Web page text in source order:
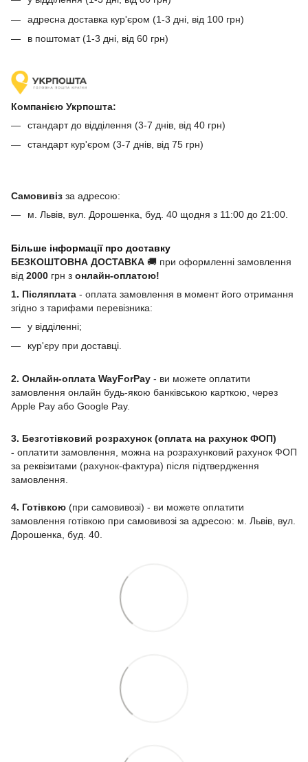
адресна доставка кур'єром (1-3 дні, від 100 грн)
в поштомат (1-3 дні, від 60 грн)
Компанією Укрпошта:
стандарт до відділення (3-7 днів, від 40 грн)
стандарт кур'єром (3-7 днів, від 75 грн)
Самовивіз за адресою:
м. Львів, вул. Дорошенка, буд. 40 щодня з 11:00 до 21:00.
Більше інформації про доставку
БЕЗКОШТОВНА ДОСТАВКА 🚚 при оформленні замовлення
від 2000 грн з онлайн-оплатою!
1. Післяплата - оплата замовлення в момент його отримання
згідно з тарифами перевізника:
у відділенні;
кур'єру при доставці.
2. Онлайн-оплата WayForPay - ви можете оплатити
замовлення онлайн будь-якою банківською карткою, через
Apple Pay або Google Pay.
3. Безготівковий розрахунок (оплата на рахунок ФОП)
- оплатити замовлення, можна на розрахунковий рахунок ФОП
за реквізитами (рахунок-фактура) після підтвердження
замовлення.
4. Готівкою (при самовивозі) - ви можете оплатити
замовлення готівкою при самовивозі за адресою: м. Львів, вул.
Дорошенка, буд. 40.